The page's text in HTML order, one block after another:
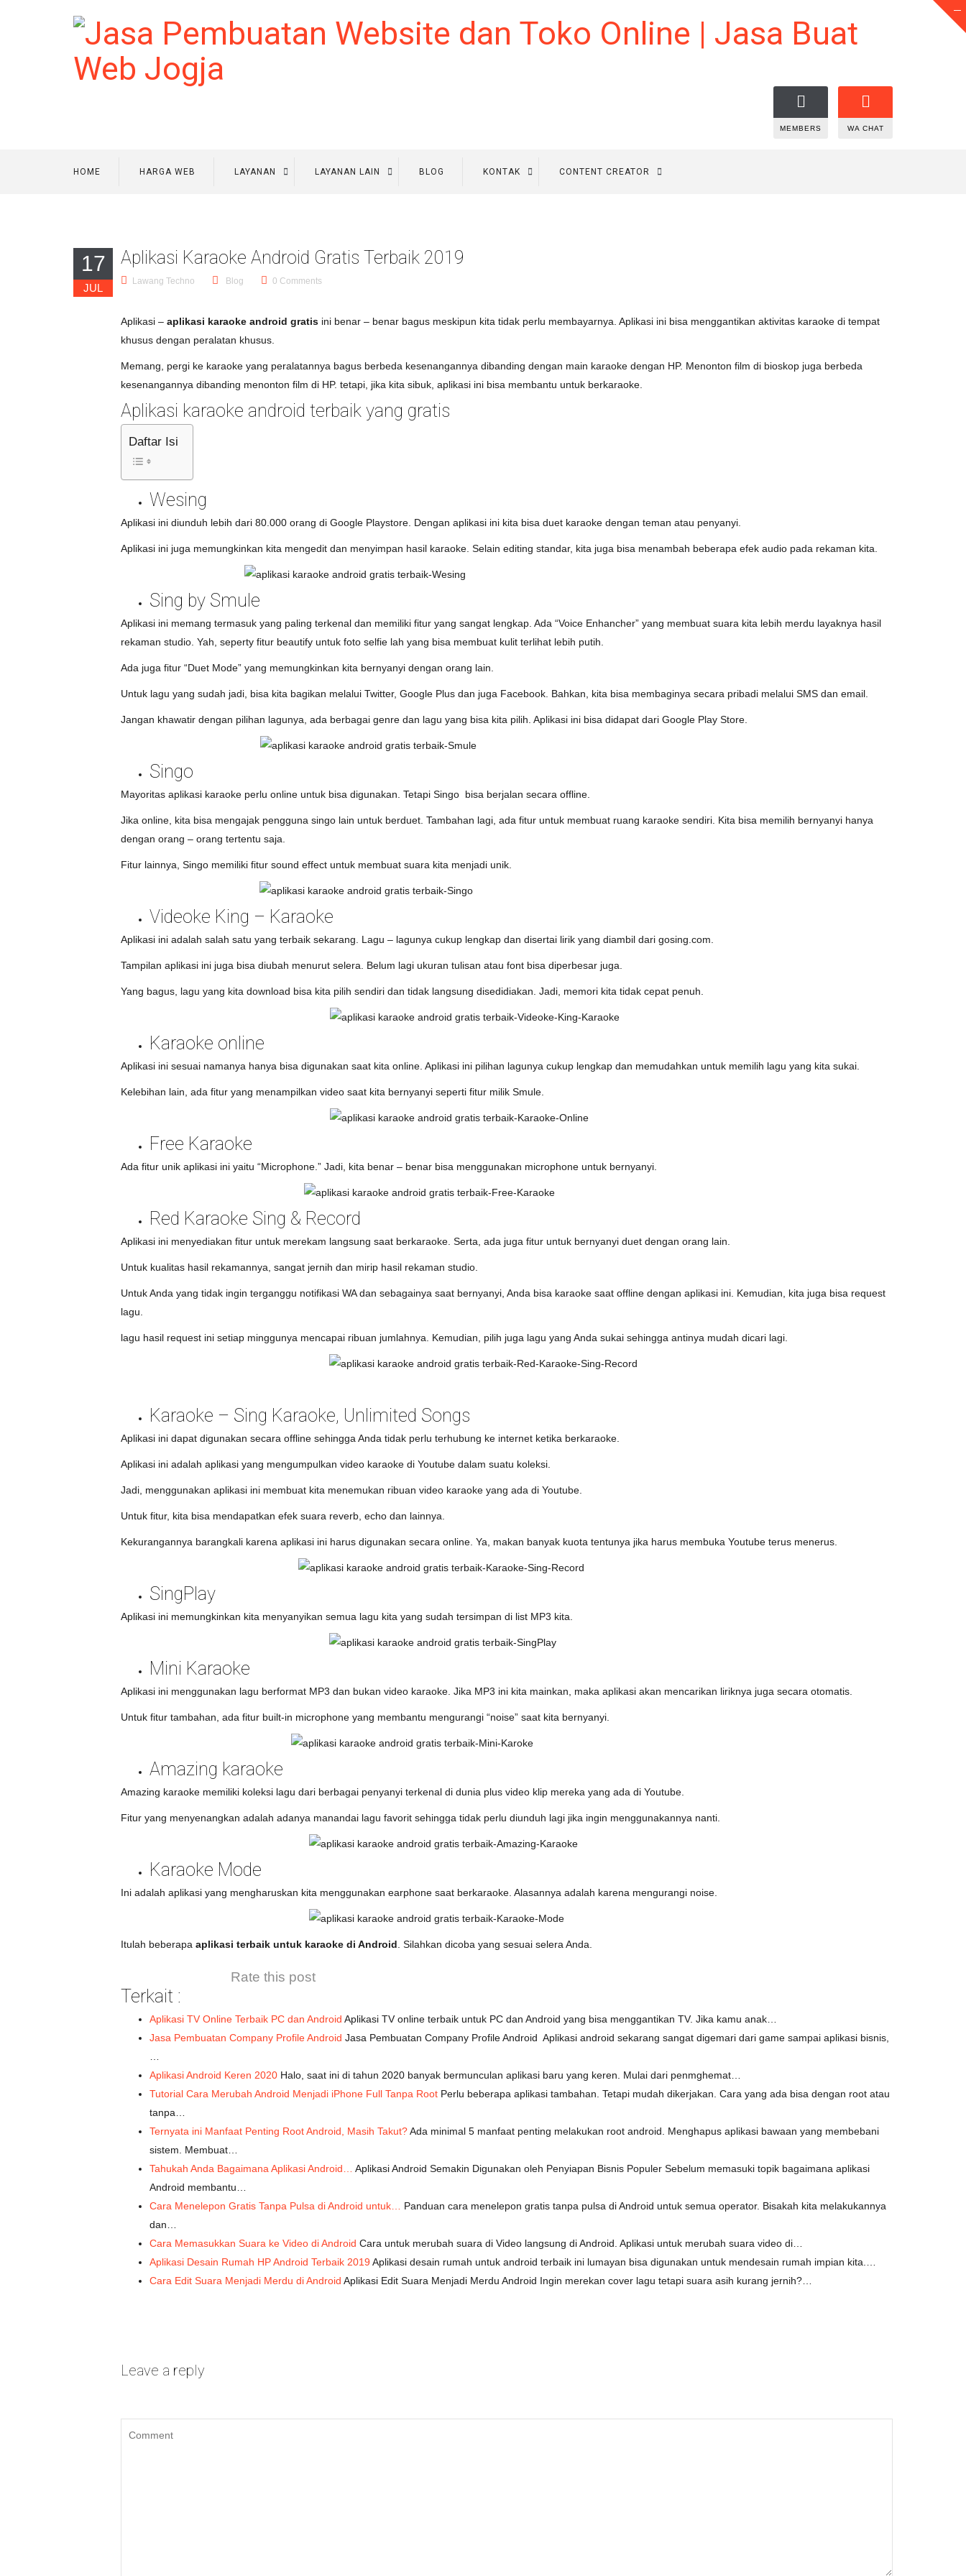
MEMBERS WA CHAT
HOME HARGA WEB LAYANAN LAYANAN LAIN BLOG KONTAK CONTENT CREATOR
17
JUL
Aplikasi Karaoke Android Gratis Terbaik 2019
Lawang Techno Blog 0 Comments
Aplikasi – aplikasi karaoke android gratis ini benar – benar bagus meskipun kita tidak perlu membayarnya. Aplikasi ini bisa menggantikan aktivitas karaoke di tempat
khusus dengan peralatan khusus.
Memang, pergi ke karaoke yang peralatannya bagus berbeda kesenangannya dibanding dengan main karaoke dengan HP. Menonton film di bioskop juga berbeda
kesenangannya dibanding menonton film di HP. tetapi, jika kita sibuk, aplikasi ini bisa membantu untuk berkaraoke.
Aplikasi karaoke android terbaik yang gratis
Daftar Isi
Wesing
Aplikasi ini diunduh lebih dari 80.000 orang di Google Playstore. Dengan aplikasi ini kita bisa duet karaoke dengan teman atau penyanyi.
Aplikasi ini juga memungkinkan kita mengedit dan menyimpan hasil karaoke. Selain editing standar, kita juga bisa menambah beberapa efek audio pada rekaman kita.
Sing by Smule
Aplikasi ini memang termasuk yang paling terkenal dan memiliki fitur yang sangat lengkap. Ada “Voice Enhancher” yang membuat suara kita lebih merdu layaknya hasil
rekaman studio. Yah, seperty fitur beautify untuk foto selfie lah yang bisa membuat kulit terlihat lebih putih.
Ada juga fitur “Duet Mode” yang memungkinkan kita bernyanyi dengan orang lain.
Untuk lagu yang sudah jadi, bisa kita bagikan melalui Twitter, Google Plus dan juga Facebook. Bahkan, kita bisa membaginya secara pribadi melalui SMS dan email.
Jangan khawatir dengan pilihan lagunya, ada berbagai genre dan lagu yang bisa kita pilih. Aplikasi ini bisa didapat dari Google Play Store.
Singo
Mayoritas aplikasi karaoke perlu online untuk bisa digunakan. Tetapi Singo bisa berjalan secara offline.
Jika online, kita bisa mengajak pengguna singo lain untuk berduet. Tambahan lagi, ada fitur untuk membuat ruang karaoke sendiri. Kita bisa memilih bernyanyi hanya
dengan orang – orang tertentu saja.
Fitur lainnya, Singo memiliki fitur sound effect untuk membuat suara kita menjadi unik.
Videoke King – Karaoke
Aplikasi ini adalah salah satu yang terbaik sekarang. Lagu – lagunya cukup lengkap dan disertai lirik yang diambil dari gosing.com.
Tampilan aplikasi ini juga bisa diubah menurut selera. Belum lagi ukuran tulisan atau font bisa diperbesar juga.
Yang bagus, lagu yang kita download bisa kita pilih sendiri dan tidak langsung disedidiakan. Jadi, memori kita tidak cepat penuh.
Karaoke online
Aplikasi ini sesuai namanya hanya bisa digunakan saat kita online. Aplikasi ini pilihan lagunya cukup lengkap dan memudahkan untuk memilih lagu yang kita sukai.
Kelebihan lain, ada fitur yang menampilkan video saat kita bernyanyi seperti fitur milik Smule.
Free Karaoke
Ada fitur unik aplikasi ini yaitu “Microphone.” Jadi, kita benar – benar bisa menggunakan microphone untuk bernyanyi.
Red Karaoke Sing & Record
Aplikasi ini menyediakan fitur untuk merekam langsung saat berkaraoke. Serta, ada juga fitur untuk bernyanyi duet dengan orang lain.
Untuk kualitas hasil rekamannya, sangat jernih dan mirip hasil rekaman studio.
Untuk Anda yang tidak ingin terganggu notifikasi WA dan sebagainya saat bernyanyi, Anda bisa karaoke saat offline dengan aplikasi ini. Kemudian, kita juga bisa request
lagu.
lagu hasil request ini setiap minggunya mencapai ribuan jumlahnya. Kemudian, pilih juga lagu yang Anda sukai sehingga antinya mudah dicari lagi.
Karaoke – Sing Karaoke, Unlimited Songs
Aplikasi ini dapat digunakan secara offline sehingga Anda tidak perlu terhubung ke internet ketika berkaraoke.
Aplikasi ini adalah aplikasi yang mengumpulkan video karaoke di Youtube dalam suatu koleksi.
Jadi, menggunakan aplikasi ini membuat kita menemukan ribuan video karaoke yang ada di Youtube.
Untuk fitur, kita bisa mendapatkan efek suara reverb, echo dan lainnya.
Kekurangannya barangkali karena aplikasi ini harus digunakan secara online. Ya, makan banyak kuota tentunya jika harus membuka Youtube terus menerus.
SingPlay
Aplikasi ini memungkinkan kita menyanyikan semua lagu kita yang sudah tersimpan di list MP3 kita.
Mini Karaoke
Aplikasi ini menggunakan lagu berformat MP3 dan bukan video karaoke. Jika MP3 ini kita mainkan, maka aplikasi akan mencarikan liriknya juga secara otomatis.
Untuk fitur tambahan, ada fitur built-in microphone yang membantu mengurangi “noise” saat kita bernyanyi.
Amazing karaoke
Amazing karaoke memiliki koleksi lagu dari berbagai penyanyi terkenal di dunia plus video klip mereka yang ada di Youtube.
Fitur yang menyenangkan adalah adanya manandai lagu favorit sehingga tidak perlu diunduh lagi jika ingin menggunakannya nanti.
Karaoke Mode
Ini adalah aplikasi yang mengharuskan kita menggunakan earphone saat berkaraoke. Alasannya adalah karena mengurangi noise.
Itulah beberapa aplikasi terbaik untuk karaoke di Android . Silahkan dicoba yang sesuai selera Anda.
Rate this post
Terkait :
Aplikasi TV Online Terbaik PC dan Android Aplikasi TV online terbaik untuk PC dan Android yang bisa menggantikan TV. Jika kamu anak…
Jasa Pembuatan Company Profile Android Jasa Pembuatan Company Profile Android Aplikasi android sekarang sangat digemari dari game sampai aplikasi bisnis,
Aplikasi Android Keren 2020 Halo, saat ini di tahun 2020 banyak bermunculan aplikasi baru yang keren. Mulai dari penmghemat…
Tutorial Cara Merubah Android Menjadi iPhone Full Tanpa Root Perlu beberapa aplikasi tambahan. Tetapi mudah dikerjakan. Cara yang ada bisa dengan root atau
tanpa…
Ternyata ini Manfaat Penting Root Android, Masih Takut?Ada minimal 5 manfaat penting melakukan root android. Menghapus aplikasi bawaan yang membebani
sistem. Membuat…
Tahukah Anda Bagaimana Aplikasi Android…
Aplikasi Android Semakin Digunakan oleh Penyiapan Bisnis Populer Sebelum memasuki topik bagaimana aplikasi
Android membantu…
Cara Menelepon Gratis Tanpa Pulsa di Android untuk…
Panduan cara menelepon gratis tanpa pulsa di Android untuk semua operator. Bisakah kita melakukannya
dan…
Cara Memasukkan Suara ke Video di Android Cara untuk merubah suara di Video langsung di Android. Aplikasi untuk merubah suara video di…
Aplikasi Desain Rumah HP Android Terbaik 2019 Aplikasi desain rumah untuk android terbaik ini lumayan bisa digunakan untuk mendesain rumah impian kita.…
Cara Edit Suara Menjadi Merdu di Android Aplikasi Edit Suara Menjadi Merdu Android Ingin merekan cover lagu tetapi suara asih kurang jernih?…
Leave a reply